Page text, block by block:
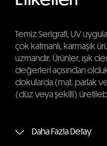
Temiz Serigrafi, UV
çok katmanlı, karmaşık
uzmandır. Ürünler, ışık
değerleri açısından
dokularda (mat, parlak
(düz veya şekilli)
Daha Fazla Detay